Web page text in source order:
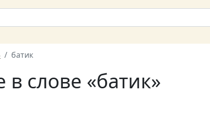
батик
слове «батик»